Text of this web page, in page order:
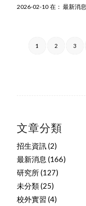
2026-02-10 在： 最新消息
1 2 3
文章分類
招生資訊 (2)
最新消息 (166)
研究所(127)
未分類(25)
校外實習 (4)